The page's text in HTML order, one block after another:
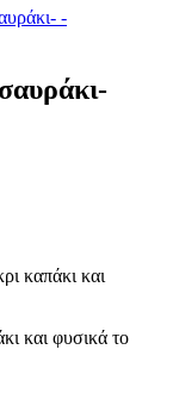
καπάκι και
και φυσικά το